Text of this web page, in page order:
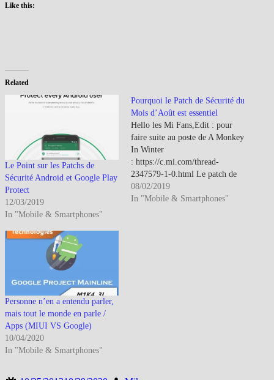
Like this:
Related
Le Point sur les Patchs de
Sécurité Android et Google Play
Protect
12/03/2019
In "Mobile & Smartphones"
Pourquoi le Patch de Sécurité du
Mois d’Août est essentiel
Hello les Mi Fans,Edit : pour
faire suite au poste de A Monkey
In Winter
: https://c.mi.com/thread-
2347579-1-0.html Le patch de
sécurité d'Android pour le mois
d'août corrige deux
08/02/2019
In "Mobile & Smartphones"
Personne n’en a entendu parler,
mais tout le monde en parle /
Apps (MIUI VS Google)
10/04/2020
In "Mobile & Smartphones"